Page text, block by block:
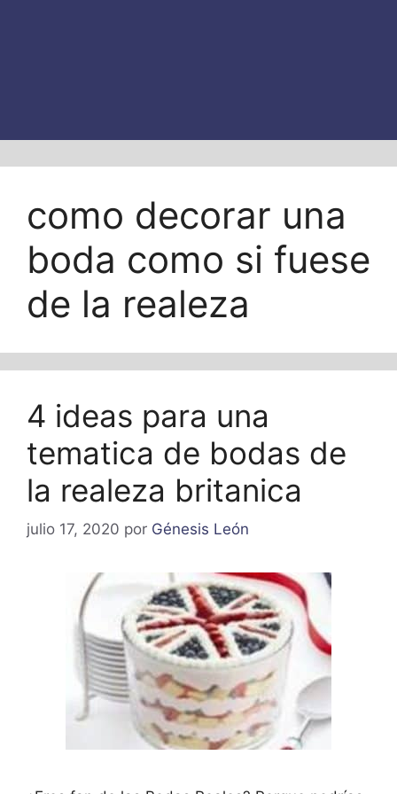
como decorar una
boda como si fuese
de la realeza
4 ideas para una
tematica de bodas de
la realeza britanica
julio 17, 2020 por Génesis León